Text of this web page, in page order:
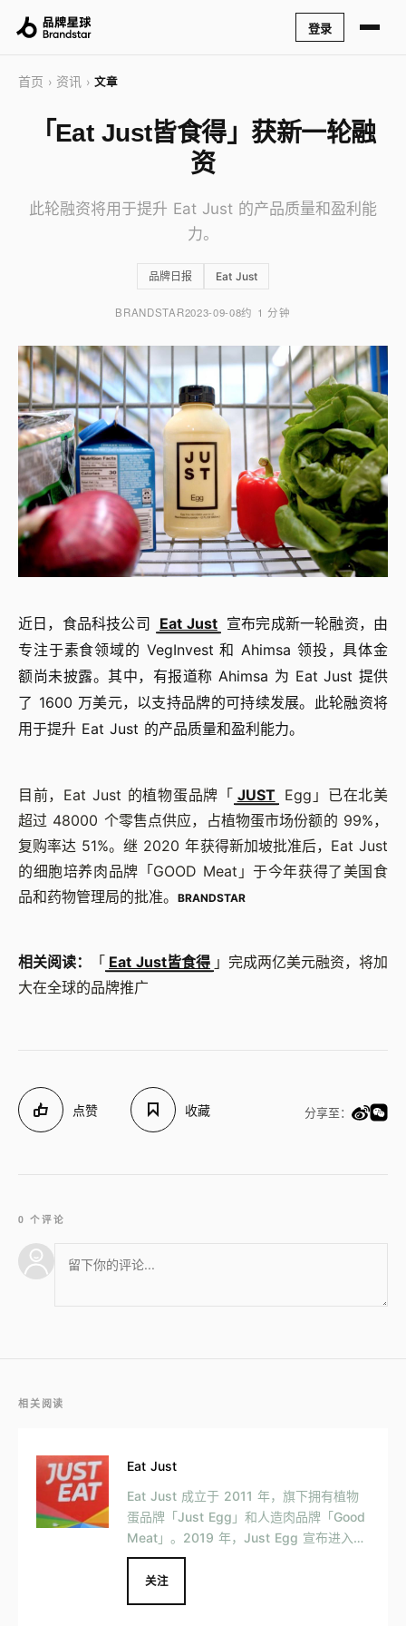
登录
首页 › 资讯 › 文章
「Eat Just皆食得」获新一轮融
资
此轮融资将用于提升 Eat Just 的产品质量和盈利能
力。
品牌日报 Eat Just
BRANDSTAR2023-09-08约 1 分钟
近日，食品科技公司 Eat Just 宣布完成新一轮融资，由
专注于素食领域的 VegInvest 和 Ahimsa 领投，具体金
额尚未披露。其中，有报道称 Ahimsa 为 Eat Just 提供
了 1600 万美元，以支持品牌的可持续发展。此轮融资将
用于提升 Eat Just 的产品质量和盈利能力。
目前，Eat Just 的植物蛋品牌「 JUST Egg」已在北美
超过 48000 个零售点供应，占植物蛋市场份额的 99%，
复购率达 51%。继 2020 年获得新加坡批准后，Eat Just
的细胞培养肉品牌「GOOD Meat」于今年获得了美国食
品和药物管理局的批准。
BRANDSTAR
相关阅读： 「 Eat Just皆食得 」完成两亿美元融资，将加
大在全球的品牌推广
点赞 收藏 分享至：
0 个评论
相关阅读
Eat Just
Eat Just 成立于 2011 年，旗下拥有植物
蛋品牌「Just Egg」和人造肉品牌「Good
Meat」。2019 年，Just Egg 宣布进入中
国市场，并入驻天猫。
关注